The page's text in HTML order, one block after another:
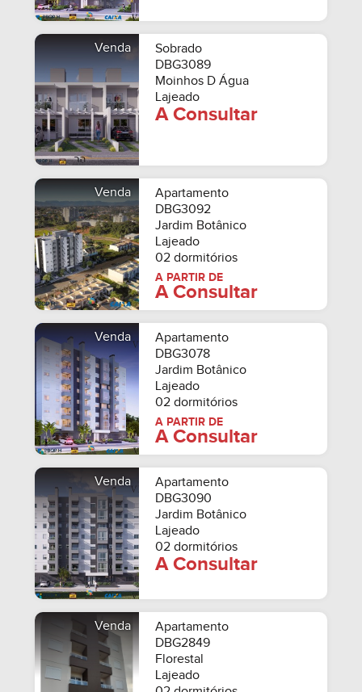
Venda
Sobrado
DBG3089
Moinhos D Água
Lajeado
A Consultar
Venda
Apartamento
DBG3092
Jardim Botânico
Lajeado
02 dormitórios
A PARTIR DE
A Consultar
Venda
Apartamento
DBG3078
Jardim Botânico
Lajeado
02 dormitórios
A PARTIR DE
A Consultar
Venda
Apartamento
DBG3090
Jardim Botânico
Lajeado
02 dormitórios
A Consultar
Venda
Apartamento
DBG2849
Florestal
Lajeado